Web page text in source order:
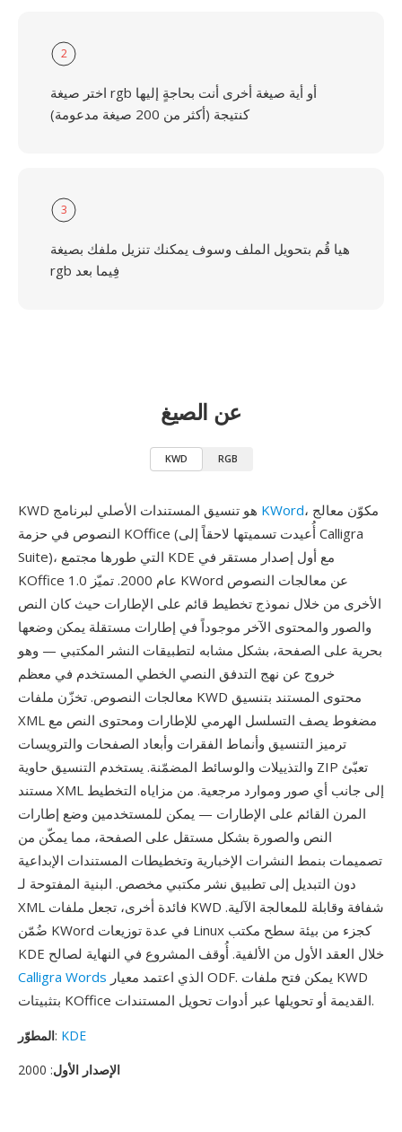
2
اختر صيغة rgb أو أية صيغة أخرى أنت بحاجةٍ إليها
كنتيجة (أكثر من 200 صيغة مدعومة)
3
هيا قُم بتحويل الملف وسوف يمكنك تنزيل ملفك بصيغة
rgb فِيما بعد
عن الصيغ
KWD RGB
KWord، مكوّن معالج
النصوص في حزمة KOffice (أُعيدت تسميتها لاحقاً إلى Calligra
Suite)، التي طورها مجتمع KDE مع أول إصدار مستقر في
KOffice 1.0 عام 2000. تميّز KWord عن معالجات النصوص
الأخرى من خلال نموذج تخطيط قائم على الإطارات حيث كان النص
والصور والمحتوى الآخر موجوداً في إطارات مستقلة يمكن وضعها
بحرية على الصفحة، بشكل مشابه لتطبيقات النشر المكتبي — وهو
خروج عن نهج التدفق النصي الخطي المستخدم في معظم
معالجات النصوص. تخزّن ملفات KWD محتوى المستند بتنسيق
XML مضغوط يصف التسلسل الهرمي للإطارات ومحتوى النص مع
ترميز التنسيق وأنماط الفقرات وأبعاد الصفحات والترويسات
والتذييلات والوسائط المضمّنة. يستخدم التنسيق حاوية ZIP تعبّئ
مستند XML إلى جانب أي صور وموارد مرجعية. من مزاياه التخطيط
المرن القائم على الإطارات — يمكن للمستخدمين وضع إطارات
النص والصورة بشكل مستقل على الصفحة، مما يمكّن من
تصميمات بنمط النشرات الإخبارية وتخطيطات المستندات الإبداعية
دون التبديل إلى تطبيق نشر مكتبي مخصص. البنية المفتوحة لـ
XML فائدة أخرى، تجعل ملفات KWD شفافة وقابلة للمعالجة الآلية.
ضُمّن KWord في عدة توزيعات Linux كجزء من بيئة سطح مكتب
KDE خلال العقد الأول من الألفية. أُوقف المشروع في النهاية لصالح
Calligra Words
بتثبيتات KOffice القديمة أو تحويلها عبر أدوات تحويل المستندات.
المطوّر: KDE
الإصدار الأول: 2000